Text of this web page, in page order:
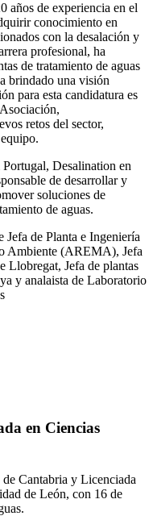
años de experiencia en el
conocimiento en
con la desalación y
profesional, ha
de tratamiento de aguas
brindado una visión
para esta candidatura es
retos del sector,
Desalination en
de desarrollar y
soluciones de
de aguas.
de Planta e Ingeniería
Ambiente (AREMA), Jefa
Llobregat, Jefa de plantas
y analaista de Laboratorio
en Ciencias
Cantabria y Licenciada
de León, con 16 de